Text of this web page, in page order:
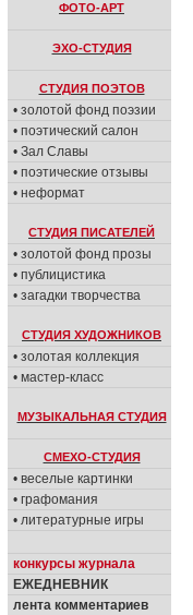
ФОТО-АРТ
ЭХО-СТУДИЯ
СТУДИЯ ПОЭТОВ
• золотой фонд поэзии
• поэтический салон
• Зал Славы
• поэтические отзывы
• неформат
СТУДИЯ ПИСАТЕЛЕЙ
• золотой фонд прозы
• публицистика
• загадки творчества
СТУДИЯ ХУДОЖНИКОВ
• золотая коллекция
• мастер-класс
МУЗЫКАЛЬНАЯ СТУДИЯ
СМЕХО-СТУДИЯ
• веселые картинки
• графомания
• литературные игры
конкурсы журнала
ЕЖЕДНЕВНИК
лента комментариев